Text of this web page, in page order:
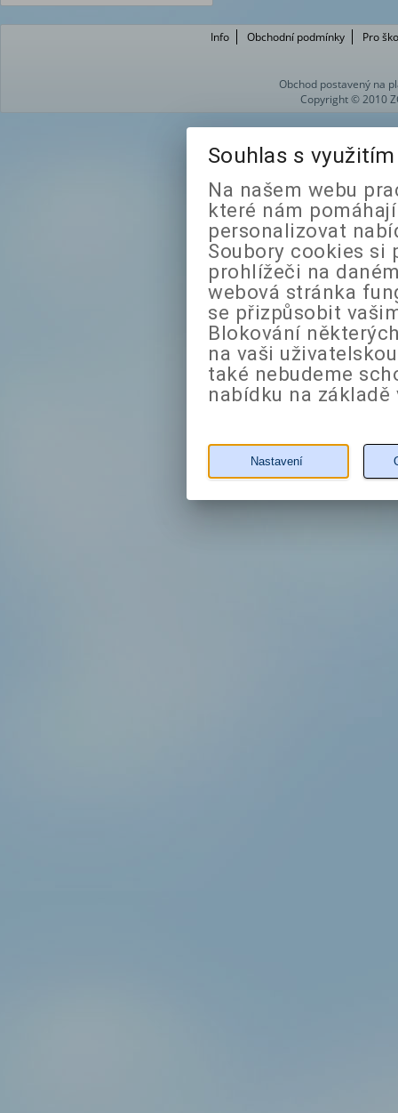
Info Obchodní podmínky Pro
Obchod postavený na
Copyright © 2010
Souhlas s
Na našem webu
které nám
personalizovat
Soubory cookies si
prohlížeči na
webová stránka
se přizpůsobit
Blokování
na vaši
také nebudeme
nabídku na
Nastavení